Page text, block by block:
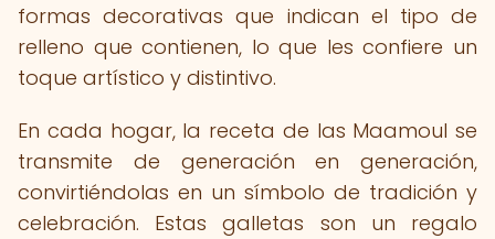
formas decorativas que indican el tipo de
relleno que contienen, lo que les confiere un
toque artístico y distintivo.
En cada hogar, la receta de las Maamoul se
transmite de generación en generación,
convirtiéndolas en un símbolo de tradición y
celebración. Estas galletas son un regalo